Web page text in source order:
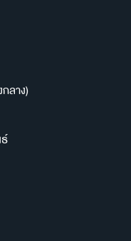
ลาง)